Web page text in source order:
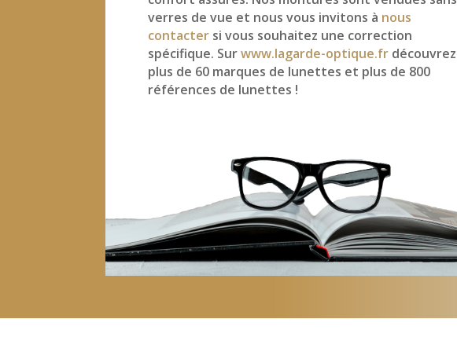
verres de vue et nous vous invitons à nous
contacter si vous souhaitez une correction
spécifique. Surwww.lagarde-optique.fr découvrez
plus de 60 marques de lunettes et plus de 800
références de lunettes !